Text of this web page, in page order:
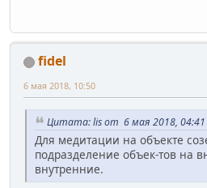
fidel
6 мая 2018, 10:50
Цитата: lis от 6 мая 2018, 04:41
Для медитации на объекте
подразделение объек-тов на
внутренние.